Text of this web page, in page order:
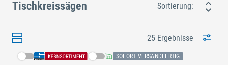
Tischkreissägen Sortierung:
25 Ergebnisse
SOFORT VERSANDFERTIG